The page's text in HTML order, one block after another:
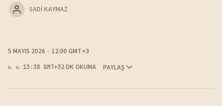
SADI KAYMAZ
5 MAYIS 2026 12:00 GMT+3
↻ 13:38 GMT+32 DK OKUMA PAYLAŞ